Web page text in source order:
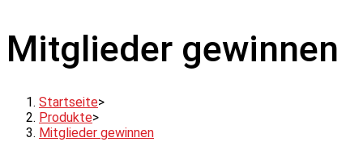
Mitglieder gewinnen
Startseite>
Produkte>
Mitglieder gewinnen